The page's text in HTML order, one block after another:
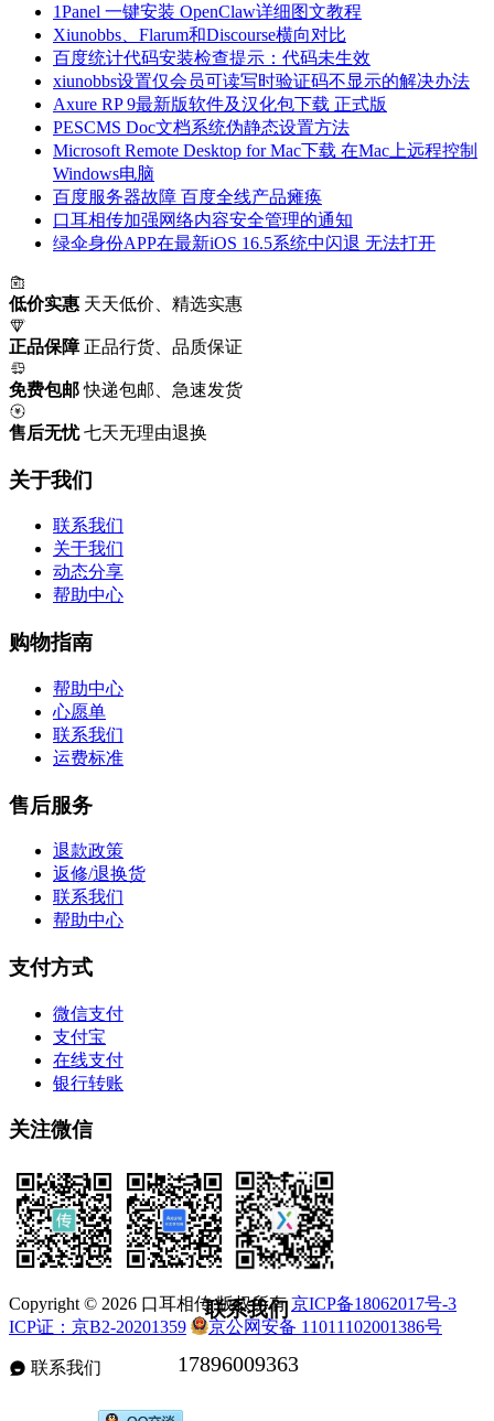
1Panel 一键安装 OpenClaw详细图文教程
Xiunobbs、Flarum和Discourse横向对比
百度统计代码安装检查提示：代码未生效
xiunobbs设置仅会员可读写时验证码不显示的解决办法
Axure RP 9最新版软件及汉化包下载 正式版
PESCMS Doc文档系统伪静态设置方法
Microsoft Remote Desktop for Mac下载 在Mac上远程控制
Windows电脑
百度服务器故障 百度全线产品瘫痪
口耳相传加强网络内容安全管理的通知
绿伞身份APP在最新iOS 16.5系统中闪退 无法打开
低价实惠 天天低价、精选实惠
正品保障 正品行货、品质保证
免费包邮 快递包邮、急速发货
售后无忧 七天无理由退换
关于我们
联系我们
关于我们
动态分享
帮助中心
购物指南
帮助中心
心愿单
联系我们
运费标准
售后服务
退款政策
返修/退换货
联系我们
帮助中心
支付方式
微信支付
支付宝
在线支付
银行转账
关注微信
Copyright © 2026 口耳相传 版权所有京ICP备18062017号-3
ICP证：京B2-20201359
京公网安备 11011102001386号
联系我们
联系我们